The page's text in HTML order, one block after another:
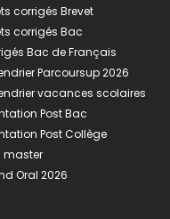
corrigés Brevet
corrigés Bac
Bac de Français
Parcoursup 2026
vacances scolaires
Post Bac
Post Collège
master
Oral 2026